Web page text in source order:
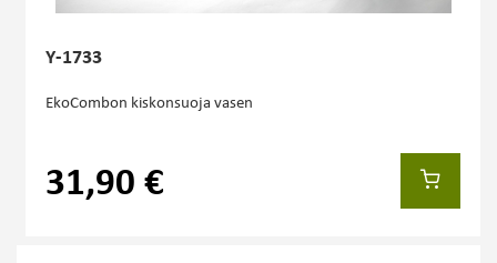
Y-1733
EkoCombon kiskonsuoja vasen
31,90 €